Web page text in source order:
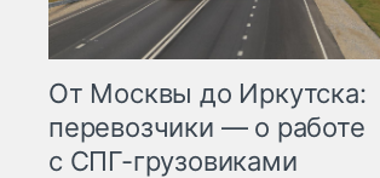
От Москвы до Иркутска:
перевозчики — о работе
с СПГ-грузовиками